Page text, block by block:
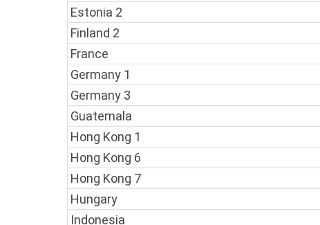
Estonia 2
Finland 2
France
Germany 1
Germany 3
Guatemala
Hong Kong 1
Hong Kong 6
Hong Kong 7
Hungary
Indonesia